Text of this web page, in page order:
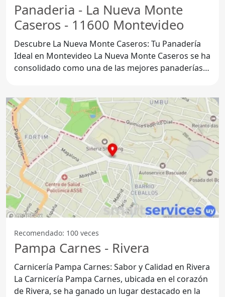
Panaderia - La Nueva Monte
Caseros - 11600 Montevideo
Descubre La Nueva Monte Caseros: Tu Panadería
Ideal en Montevideo La Nueva Monte Caseros se ha
consolidado como una de las mejores panaderías
Recomendado: 100 veces
Pampa Carnes - Rivera
Carnicería Pampa Carnes: Sabor y Calidad en Rivera
La Carnicería Pampa Carnes, ubicada en el corazón
de Rivera, se ha ganado un lugar destacado en la